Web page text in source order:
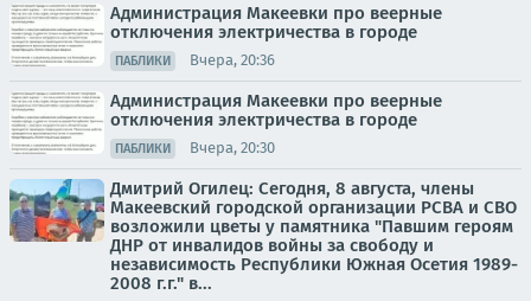
Администрация Макеевки про веерные
отключения электричества в городе
ПАБЛИКИ Вчера, 20:36
Администрация Макеевки про веерные
отключения электричества в городе
ПАБЛИКИ Вчера, 20:30
Дмитрий Огилец: Сегодня, 8 августа, члены
Макеевский городской организации РСВА и СВО
возложили цветы у памятника "Павшим героям
ДНР от инвалидов войны за свободу и
независимость Республики Южная Осетия 1989-
2008 г.г." в...